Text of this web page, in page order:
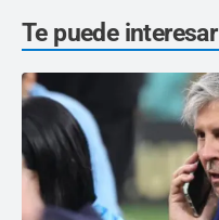
Te puede interesar